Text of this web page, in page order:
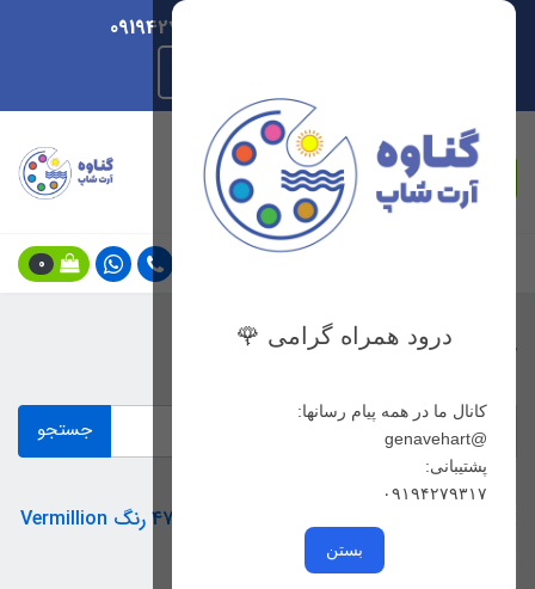
درود همراه گرامی 🌹
کانال ما در همه پیام رسانها:
@genavehart
پشتیبانی:
۰۹۱۹۴۲۷۹۳۱۷
بستن
جستجو
0
جستجو در وب‌سایت
جستجو
مدادپاستل کرتاکالر کد 47114 رنگ Vermillion
Dark
255,000 تومان